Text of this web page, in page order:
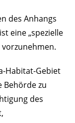
des Anhangs
eine „spezielle
Habitat-Gebiet
Behörde zu
des